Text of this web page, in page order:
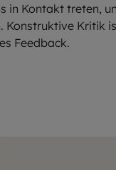
in Kontakt treten,
Konstruktive Kritik
Feedback.